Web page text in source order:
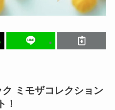
ミモザコレクション
！